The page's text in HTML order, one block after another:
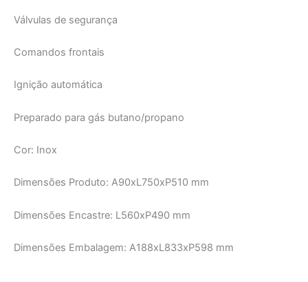
Válvulas de segurança
Comandos frontais
Ignição automática
Preparado para gás butano/propano
Cor: Inox
Dimensões Produto: A90xL750xP510 mm
Dimensões Encastre: L560xP490 mm
Dimensões Embalagem: A188xL833xP598 mm